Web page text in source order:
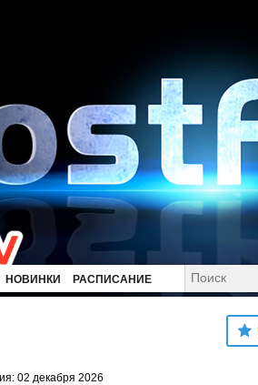
НОВИНКИ РАСПИСАНИЕ
02 декабря 2026